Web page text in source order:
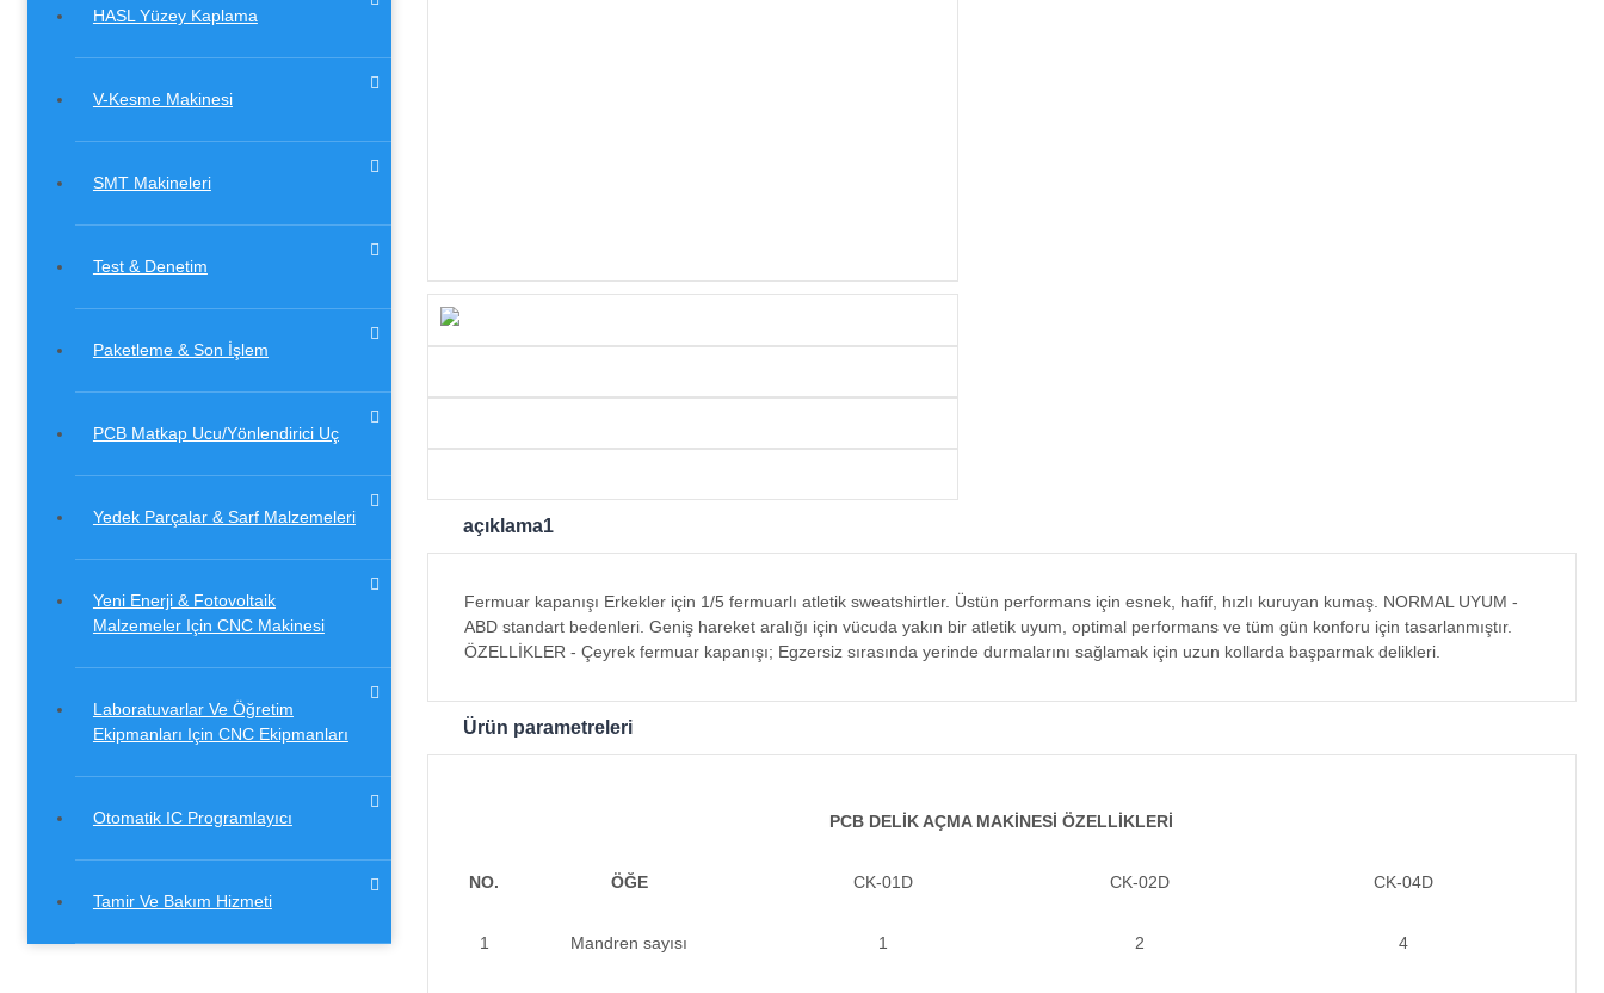
HASL Yüzey Kaplama
V-Kesme Makinesi
SMT Makineleri
Test & Denetim
Paketleme & Son İşlem
PCB Matkap Ucu/Yönlendirici Uç
Yedek Parçalar & Sarf Malzemeleri
Yeni Enerji & Fotovoltaik
Malzemeler Için CNC Makinesi
Laboratuvarlar Ve Öğretim
Ekipmanları Için CNC Ekipmanları
Otomatik IC Programlayıcı
Tamir Ve Bakım Hizmeti
açıklama1
Fermuar kapanışı Erkekler için 1/5 fermuarlı atletik sweatshirtler. Üstün performans için esnek, hafif, hızlı kuruyan kumaş. NORMAL UYUM -
ABD standart bedenleri. Geniş hareket aralığı için vücuda yakın bir atletik uyum, optimal performans ve tüm gün konforu için tasarlanmıştır.
ÖZELLİKLER - Çeyrek fermuar kapanışı; Egzersiz sırasında yerinde durmalarını sağlamak için uzun kollarda başparmak delikleri.
Ürün parametreleri
PCB DELİK AÇMA MAKİNESİ ÖZELLİKLERİ
NO. ÖĞE CK-01D CK-02D CK-04D
1 Mandren sayısı 1 2 4